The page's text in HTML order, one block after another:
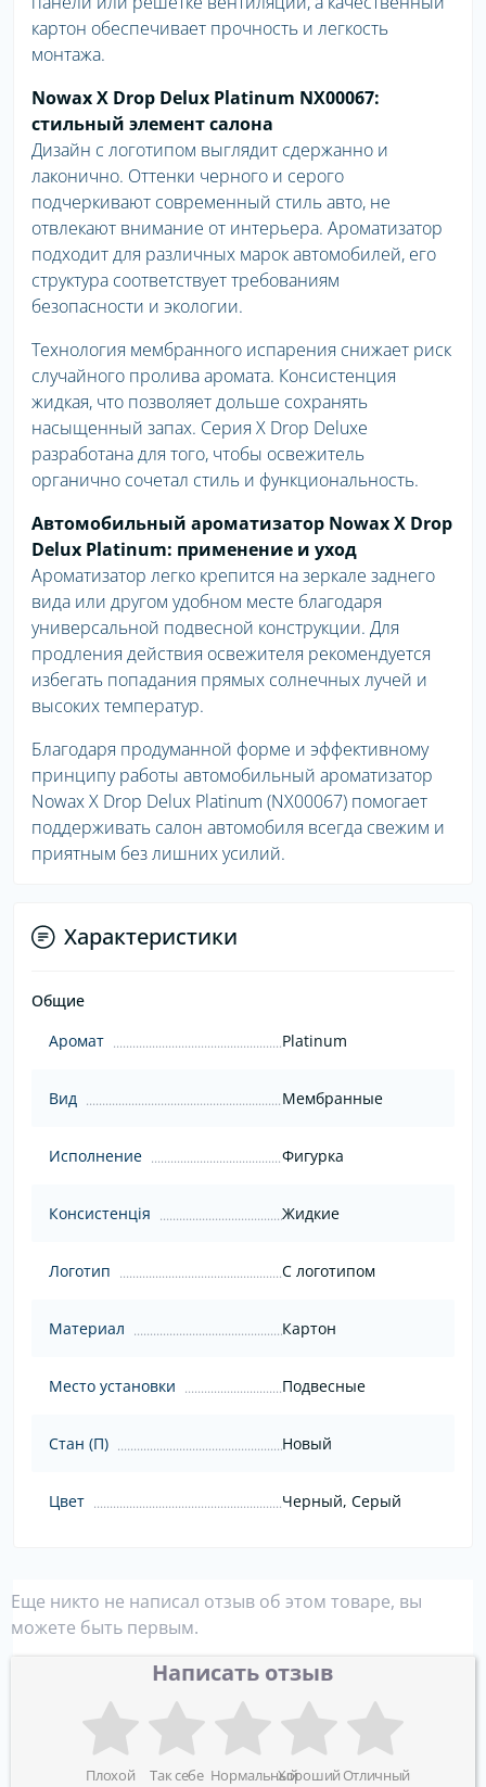
картон обеспечивает прочность и легкость
монтажа.
Nowax X Drop Delux Platinum NX00067:
стильный элемент салона
Дизайн с логотипом выглядит сдержанно и
лаконично. Оттенки черного и серого
подчеркивают современный стиль авто, не
отвлекают внимание от интерьера. Ароматизатор
подходит для различных марок автомобилей, его
структура соответствует требованиям
безопасности и экологии.
Технология мембранного испарения снижает риск
случайного пролива аромата. Консистенция
жидкая, что позволяет дольше сохранять
насыщенный запах. Серия X Drop Deluxe
разработана для того, чтобы освежитель
органично сочетал стиль и функциональность.
Автомобильный ароматизатор Nowax X Drop
Delux Platinum: применение и уход
Ароматизатор легко крепится на зеркале заднего
вида или другом удобном месте благодаря
универсальной подвесной конструкции. Для
продления действия освежителя рекомендуется
избегать попадания прямых солнечных лучей и
высоких температур.
Благодаря продуманной форме и эффективному
принципу работы автомобильный ароматизатор
Nowax X Drop Delux Platinum (NX00067) помогает
поддерживать салон автомобиля всегда свежим и
приятным без лишних усилий.
Характеристики
Общие
Аромат
Platinum
Вид Мембранные
Исполнение Фигурка
Консистенція Жидкие
Логотип С логотипом
Материал Картон
Место установки Подвесные
Стан (П) Новый
Цвет Черный, Серый
Еще никто не написал отзыв об этом товаре, вы
можете быть первым.
Написать отзыв
Плохой Так себе НормальныйХороший Отличный